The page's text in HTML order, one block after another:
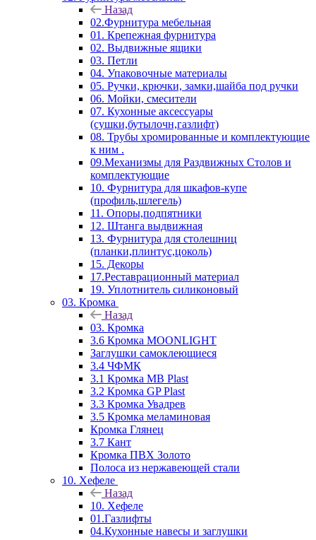
Назад
02.Фурнитура мебельная
01. Крепежная фурнитура
02. Выдвижные ящики
03. Петли
04. Упаковочные материалы
05. Ручки, крючки, замки,шайба под ручки
06. Мойки, смесители
07. Кухонные аксессуары
(сушки,бутылочн,газлифт)
08. Трубы хромированные и комплектующие
к ним .
09.Механизмы для Раздвижных Столов и
комплектующие
10. Фурнитура для шкафов-купе
(профиль,шлегель)
11. Опоры,подпятники
12. Штанга выдвижная
13. Фурнитура для столешниц
(планки,плинтус,цоколь)
15. Декоры
17.Реставрационный материал
19. Уплотнитель силиконовый
03. Кромка
Назад
03. Кромка
3.6 Кромка MOONLIGHT
Заглушки самоклеющиеся
3.4 ЧФМК
3.1 Кромка MB Plast
3.2 Кромка GP Plast
3.3 Кромка Увадрев
3.5 Кромка меламиновая
Кромка Глянец
3.7 Кант
Кромка ПВХ Золото
Полоса из нержавеющей стали
10. Хефеле
Назад
10. Хефеле
01.Газлифты
04.Кухонные навесы и заглушки